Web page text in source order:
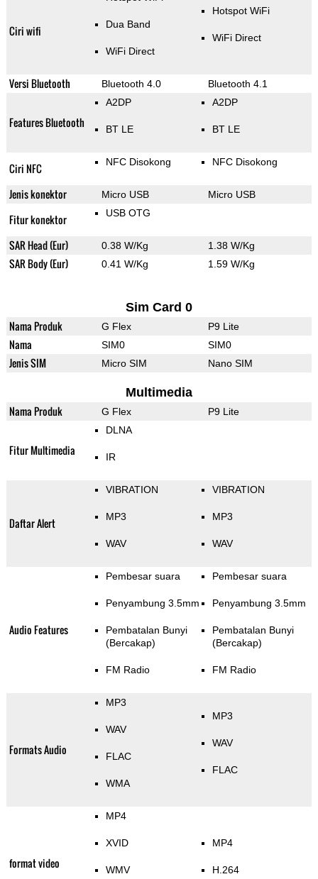
Ciri wifi Dua Band
WiFi Direct
Hotspot WiFi
WiFi Direct
Versi Bluetooth Bluetooth 4.0 Bluetooth 4.1
Features Bluetooth
A2DP
BT LE
A2DP
BT LE
Ciri NFC NFC Disokong NFC Disokong
Jenis konektor Micro USB Micro USB
Fitur konektor USB OTG
SAR Head (Eur) 0.38 W/Kg 1.38 W/Kg
SAR Body (Eur) 0.41 W/Kg 1.59 W/Kg
Sim Card 0
Nama Produk G Flex P9 Lite
Nama SIM0 SIM0
Jenis SIM Micro SIM Nano SIM
Multimedia
Nama Produk G Flex P9 Lite
Fitur Multimedia
DLNA
IR
Daftar Alert
VIBRATION
MP3
WAV
VIBRATION
MP3
WAV
Audio Features
Pembesar suara
Penyambung 3.5mm
Pembatalan Bunyi
(Bercakap)
FM Radio
Pembesar suara
Penyambung 3.5mm
Pembatalan Bunyi
(Bercakap)
FM Radio
Formats Audio
MP3
WAV
FLAC
WMA
MP3
WAV
FLAC
format video
MP4
XVID
WMV
MP4
H.264